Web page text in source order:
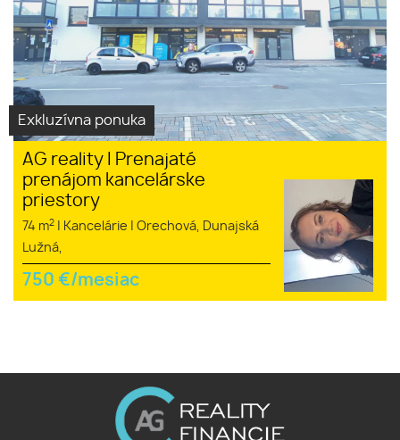
Exkluzívna ponuka
AG reality I Prenajaté
prenájom kancelárske
priestory
74 m2 Kancelárie
Orechová, Dunajská
Lužná,
750 €/mesiac